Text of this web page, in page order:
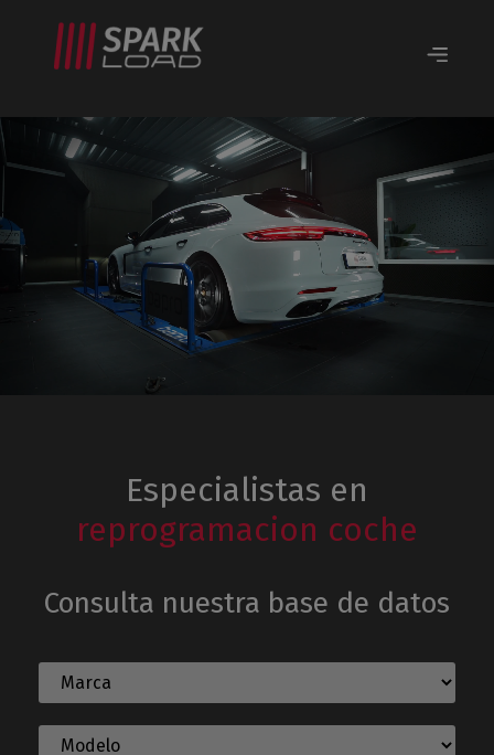
Especialistas en
reprogramacion coche
Consulta nuestra base de datos